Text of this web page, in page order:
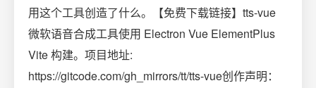
用这个工具创造了什么。【免费下载链接】tts-vue
微软语音合成工具使用 Electron Vue ElementPlus
Vite 构建。项目地址:
https://gitcode.com/gh_mirrors/tt/tts-vue创作声明：